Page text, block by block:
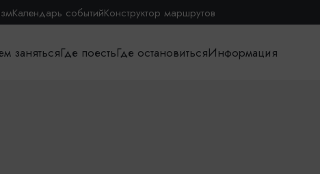
Календарь событийКонструктор маршрутов
занятьсяГде поестьГде остановитьсяИнформация